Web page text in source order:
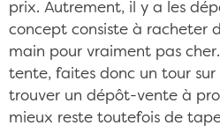
prix. Autrement, il y a les
concept consiste à racheter
main pour vraiment pas
tente, faites donc un tour sur
trouver un dépôt-vente à
mieux reste toutefois de